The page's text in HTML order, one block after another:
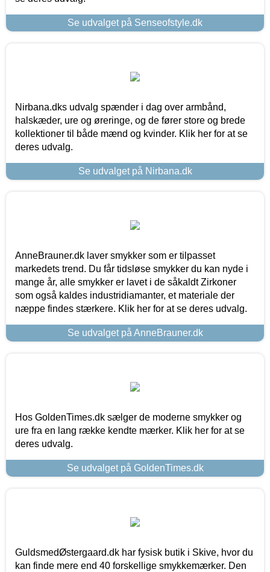
Se udvalget på Senseofstyle.dk
Nirbana.dks udvalg spænder i dag over armbånd,
halskæder, ure og øreringe, og de fører store og brede
kollektioner til både mænd og kvinder. Klik her for at se
deres udvalg.
Se udvalget på Nirbana.dk
AnneBrauner.dk laver smykker som er tilpasset
markedets trend. Du får tidsløse smykker du kan nyde i
mange år, alle smykker er lavet i de såkaldt Zirkoner
som også kaldes industridiamanter, et materiale der
næppe findes stærkere. Klik her for at se deres udvalg.
Se udvalget på AnneBrauner.dk
Hos GoldenTimes.dk sælger de moderne smykker og
ure fra en lang række kendte mærker. Klik her for at se
deres udvalg.
Se udvalget på GoldenTimes.dk
GuldsmedØstergaard.dk har fysisk butik i Skive, hvor du
kan finde mere end 40 forskellige smykkemærker. Den